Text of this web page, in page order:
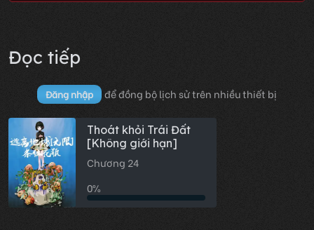
Đọc tiếp
Đăng nhập để đồng bộ lịch sử trên nhiều thiết bị
Thoát khỏi Trái Đất
[Không giới hạn]
Chương 24
0%